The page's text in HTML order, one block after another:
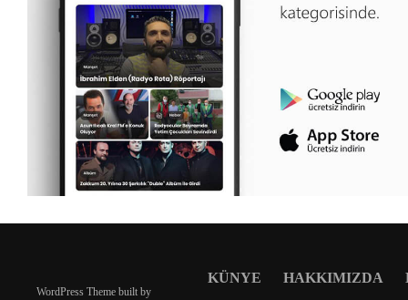
WordPress Theme built by
KÜNYE HAKKIMIZDA